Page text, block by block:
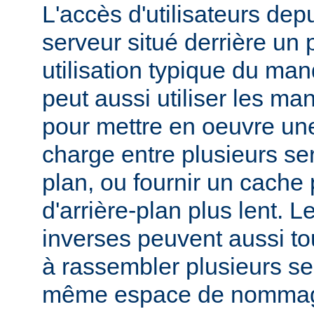
L'accès d'utilisateurs
serveur situé derrière un
utilisation typique du
peut aussi utiliser les
pour mettre en oeuvre
charge entre plusieurs
plan, ou fournir un cache
d'arrière-plan plus lent.
inverses peuvent aussi
à rassembler plusieurs
même espace de